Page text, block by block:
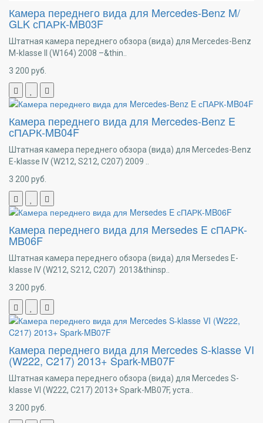
Камера переднего вида для Mercedes-Benz M/
GLK сПАРК-MB03F
Штатная камера переднего обзора (вида) для Mercedes-Benz
M-klasse II (W164) 2008 –&thin..
3 200 руб.
Камера переднего вида для Mercedes-Benz E
сПАРК-MB04F
Штатная камера переднего обзора (вида) для Mercedes-Benz
E-klasse IV (W212, S212, C207) 2009 ..
3 200 руб.
Камера переднего вида для Mersedes E сПАРК-
MB06F
Штатная камера переднего обзора (вида) для Mersedes E-
klasse IV (W212, S212, C207) 2013&thinsp..
3 200 руб.
Камера переднего вида для Mercedes S-klasse VI
(W222, C217) 2013+ Spark-MB07F
Штатная камера переднего обзора (вида) для Mercedes S-
klasse VI (W222, C217) 2013+ Spark-MB07F, уста..
3 200 руб.